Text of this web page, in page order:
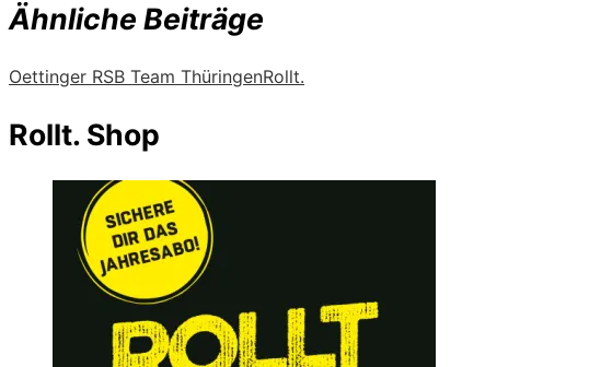
Ähnliche Beiträge
Oettinger RSB Team ThüringenRollt.
Rollt. Shop